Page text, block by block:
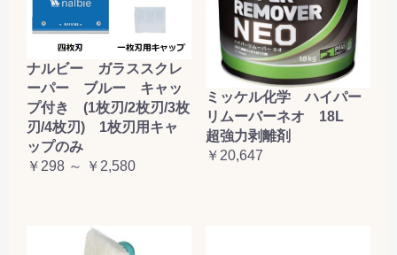
ナルビー ガラススクレ
ーパー ブルー キャッ
プ付き (1枚刃/2枚刃/3枚
刃/4枚刃) 1枚刃用キャ
ップのみ
￥298 ～ ￥2,580
ミッケル化学 ハイパー
リムーバーネオ 18L
超強力剥離剤
￥20,647